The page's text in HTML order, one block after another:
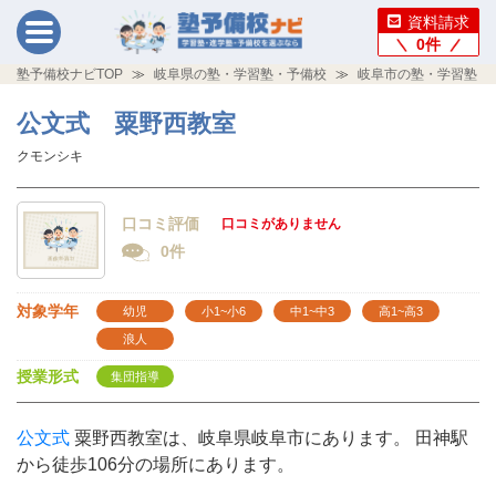
資料請求
0件
塾予備校ナビTOP 岐阜県の塾・学習塾・予備校 岐阜市の塾・学習塾・
公文式 粟野西教室
クモンシキ
口コミ評価 口コミがありません
0件
対象学年 幼児 小1~小6 中1~中3 高1~高3
浪人
授業形式 集団指導
公文式 粟野西教室は、岐阜県岐阜市にあります。 田神駅
から徒歩106分の場所にあります。